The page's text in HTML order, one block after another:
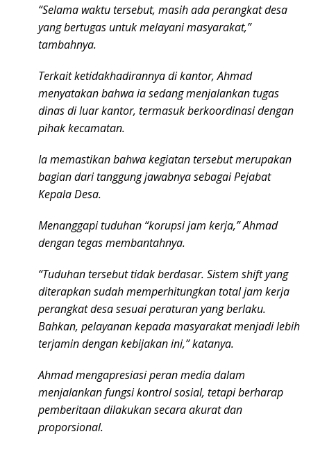
“Selama waktu tersebut, masih ada perangkat desa
yang bertugas untuk melayani masyarakat,”
tambahnya.
Terkait ketidakhadirannya di kantor, Ahmad
menyatakan bahwa ia sedang menjalankan tugas
dinas di luar kantor, termasuk berkoordinasi dengan
pihak kecamatan.
Ia memastikan bahwa kegiatan tersebut merupakan
bagian dari tanggung jawabnya sebagai Pejabat
Kepala Desa.
Menanggapi tuduhan “korupsi jam kerja,” Ahmad
dengan tegas membantahnya.
“Tuduhan tersebut tidak berdasar. Sistem shift yang
diterapkan sudah memperhitungkan total jam kerja
perangkat desa sesuai peraturan yang berlaku.
Bahkan, pelayanan kepada masyarakat menjadi lebih
terjamin dengan kebijakan ini,” katanya.
Ahmad mengapresiasi peran media dalam
menjalankan fungsi kontrol sosial, tetapi berharap
pemberitaan dilakukan secara akurat dan
proporsional.